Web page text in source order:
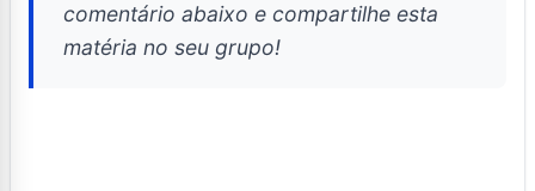
comentário abaixo e compartilhe esta
matéria no seu grupo!